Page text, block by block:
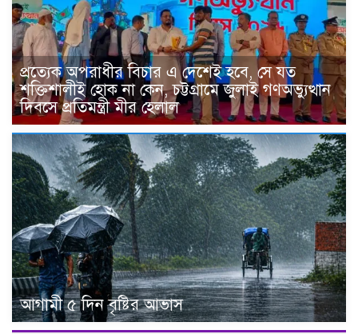
প্রত্যেক অপরাধীর বিচার এ দেশেই হবে, সে যত
শক্তিশালীই হোক না কেন, চট্টগ্রামে জুলাই গণঅভ্যুত্থান
দিবসে প্রতিমন্ত্রী মীর হেলাল
আগামী ৫ দিন বৃষ্টির আভাস